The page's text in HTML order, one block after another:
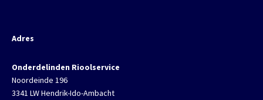
Adres
Onderdelinden Rioolservice
Noordeinde 196
3341 LW Hendrik-Ido-Ambacht